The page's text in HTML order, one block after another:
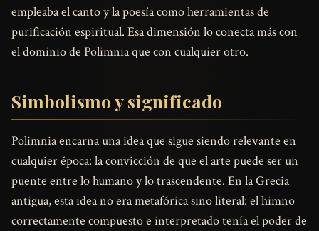
empleaba el canto y la poesía como herramientas de
purificación espiritual. Esa dimensión lo conecta más con
el dominio de Polimnia que con cualquier otro.
Simbolismo y significado
Polimnia encarna una idea que sigue siendo relevante en
cualquier época: la convicción de que el arte puede ser un
puente entre lo humano y lo trascendente. En la Grecia
antigua, esta idea no era metafórica sino literal: el himno
correctamente compuesto e interpretado tenía el poder de